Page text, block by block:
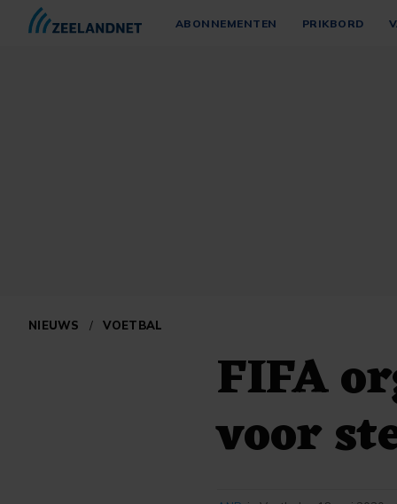
ABONNEMENTEN PRIKBORD
NIEUWS / VOETBAL
FIFA
voor